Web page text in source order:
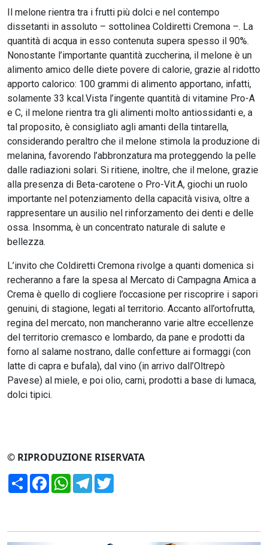
Il melone rientra tra i frutti più dolci e nel contempo
dissetanti in assoluto – sottolinea Coldiretti Cremona –. La
quantità di acqua in esso contenuta supera spesso il 90%.
Nonostante l’importante quantità zuccherina, il melone è un
alimento amico delle diete povere di calorie, grazie al ridotto
apporto calorico: 100 grammi di alimento apportano, infatti,
solamente 33 kcal.Vista l’ingente quantità di vitamine Pro-A
e C, il melone rientra tra gli alimenti molto antiossidanti e, a
tal proposito, è consigliato agli amanti della tintarella,
considerando peraltro che il melone stimola la produzione di
melanina, favorendo l’abbronzatura ma proteggendo la pelle
dalle radiazioni solari. Si ritiene, inoltre, che il melone, grazie
alla presenza di Beta-carotene o Pro-Vit.A, giochi un ruolo
importante nel potenziamento della capacità visiva, oltre a
rappresentare un ausilio nel rinforzamento dei denti e delle
ossa. Insomma, è un concentrato naturale di salute e
bellezza.
L’invito che Coldiretti Cremona rivolge a quanti domenica si
recheranno a fare la spesa al Mercato di Campagna Amica a
Crema è quello di cogliere l’occasione per riscoprire i sapori
genuini, di stagione, legati al territorio. Accanto all’ortofrutta,
regina del mercato, non mancheranno varie altre eccellenze
del territorio cremasco e lombardo, da pane e prodotti da
forno al salame nostrano, dalle confetture ai formaggi (con
latte di capra e bufala), dal vino (in arrivo dall’Oltrepò
Pavese) al miele, e poi olio, carni, prodotti a base di lumaca,
dolci tipici.
© RIPRODUZIONE RISERVATA
CondividiFacebookWhatsApp
Telegram